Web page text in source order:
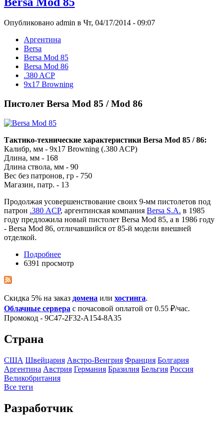
Опубликовано admin в Чт, 04/17/2014 - 09:07
Аргентина
Bersa
Bersa Mod 85
Bersa Mod 86
.380 ACP
9x17 Browning
Пистолет Bersa Mod 85 / Mod 86
Тактико-технические характеристики Bersa Mod 85 / 86:
Калибр, мм - 9x17 Browning (.380 ACP)
Длина, мм - 168
Длина ствола, мм - 90
Вес без патронов, гр - 750
Магазин, патр. - 13
Продолжая усовершенствование своих 9-мм пистолетов под
патрон .380 ACP, аргентинская компания Bersa S.A. в 1985
году предложила новый пистолет Bersa Mod 85, а в 1986 году
- Bersa Mod 86, отличавшийся от 85-й модели внешней
отделкой.
Подробнее
6391 просмотр
Скидка 5% на заказ домена или хостинга.
Облачные сервера с почасовой оплатой от 0.55 ₽/час.
Промокод - 9C47-2F32-A154-8A35
Страна
США Швейцария Австро-Венгрия Франция Болгария
Аргентина Австрия Германия Бразилия Бельгия Росcия
Великобритания
Все теги
Разработчик